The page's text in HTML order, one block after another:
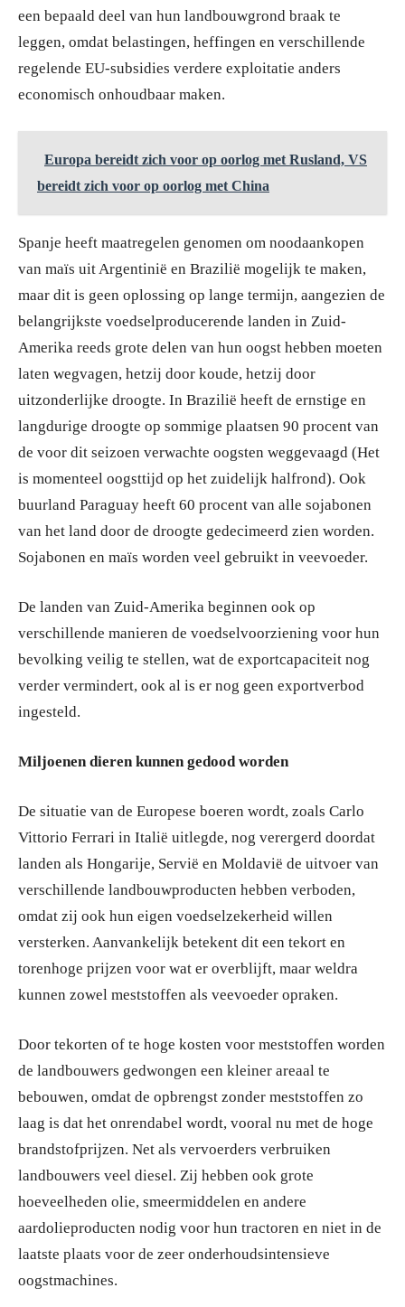
een bepaald deel van hun landbouwgrond braak te
leggen, omdat belastingen, heffingen en verschillende
regelende EU-subsidies verdere exploitatie anders
economisch onhoudbaar maken.
Europa bereidt zich voor op oorlog met Rusland, VS
bereidt zich voor op oorlog met China
Spanje heeft maatregelen genomen om noodaankopen
van maïs uit Argentinië en Brazilië mogelijk te maken,
maar dit is geen oplossing op lange termijn, aangezien de
belangrijkste voedselproducerende landen in Zuid-
Amerika reeds grote delen van hun oogst hebben moeten
laten wegvagen, hetzij door koude, hetzij door
uitzonderlijke droogte. In Brazilië heeft de ernstige en
langdurige droogte op sommige plaatsen 90 procent van
de voor dit seizoen verwachte oogsten weggevaagd (Het
is momenteel oogsttijd op het zuidelijk halfrond). Ook
buurland Paraguay heeft 60 procent van alle sojabonen
van het land door de droogte gedecimeerd zien worden.
Sojabonen en maïs worden veel gebruikt in veevoeder.
De landen van Zuid-Amerika beginnen ook op
verschillende manieren de voedselvoorziening voor hun
bevolking veilig te stellen, wat de exportcapaciteit nog
verder vermindert, ook al is er nog geen exportverbod
ingesteld.
Miljoenen dieren kunnen gedood worden
De situatie van de Europese boeren wordt, zoals Carlo
Vittorio Ferrari in Italië uitlegde, nog verergerd doordat
landen als Hongarije, Servië en Moldavië de uitvoer van
verschillende landbouwproducten hebben verboden,
omdat zij ook hun eigen voedselzekerheid willen
versterken. Aanvankelijk betekent dit een tekort en
torenhoge prijzen voor wat er overblijft, maar weldra
kunnen zowel meststoffen als veevoeder opraken.
Door tekorten of te hoge kosten voor meststoffen worden
de landbouwers gedwongen een kleiner areaal te
bebouwen, omdat de opbrengst zonder meststoffen zo
laag is dat het onrendabel wordt, vooral nu met de hoge
brandstofprijzen. Net als vervoerders verbruiken
landbouwers veel diesel. Zij hebben ook grote
hoeveelheden olie, smeermiddelen en andere
aardolieproducten nodig voor hun tractoren en niet in de
laatste plaats voor de zeer onderhoudsintensieve
oogstmachines.